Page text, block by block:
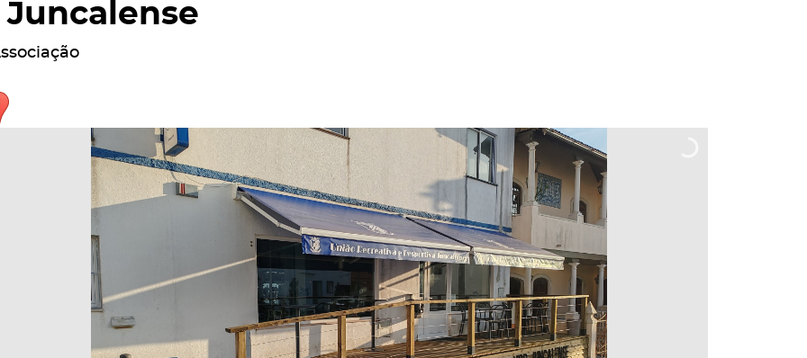
Juncalense